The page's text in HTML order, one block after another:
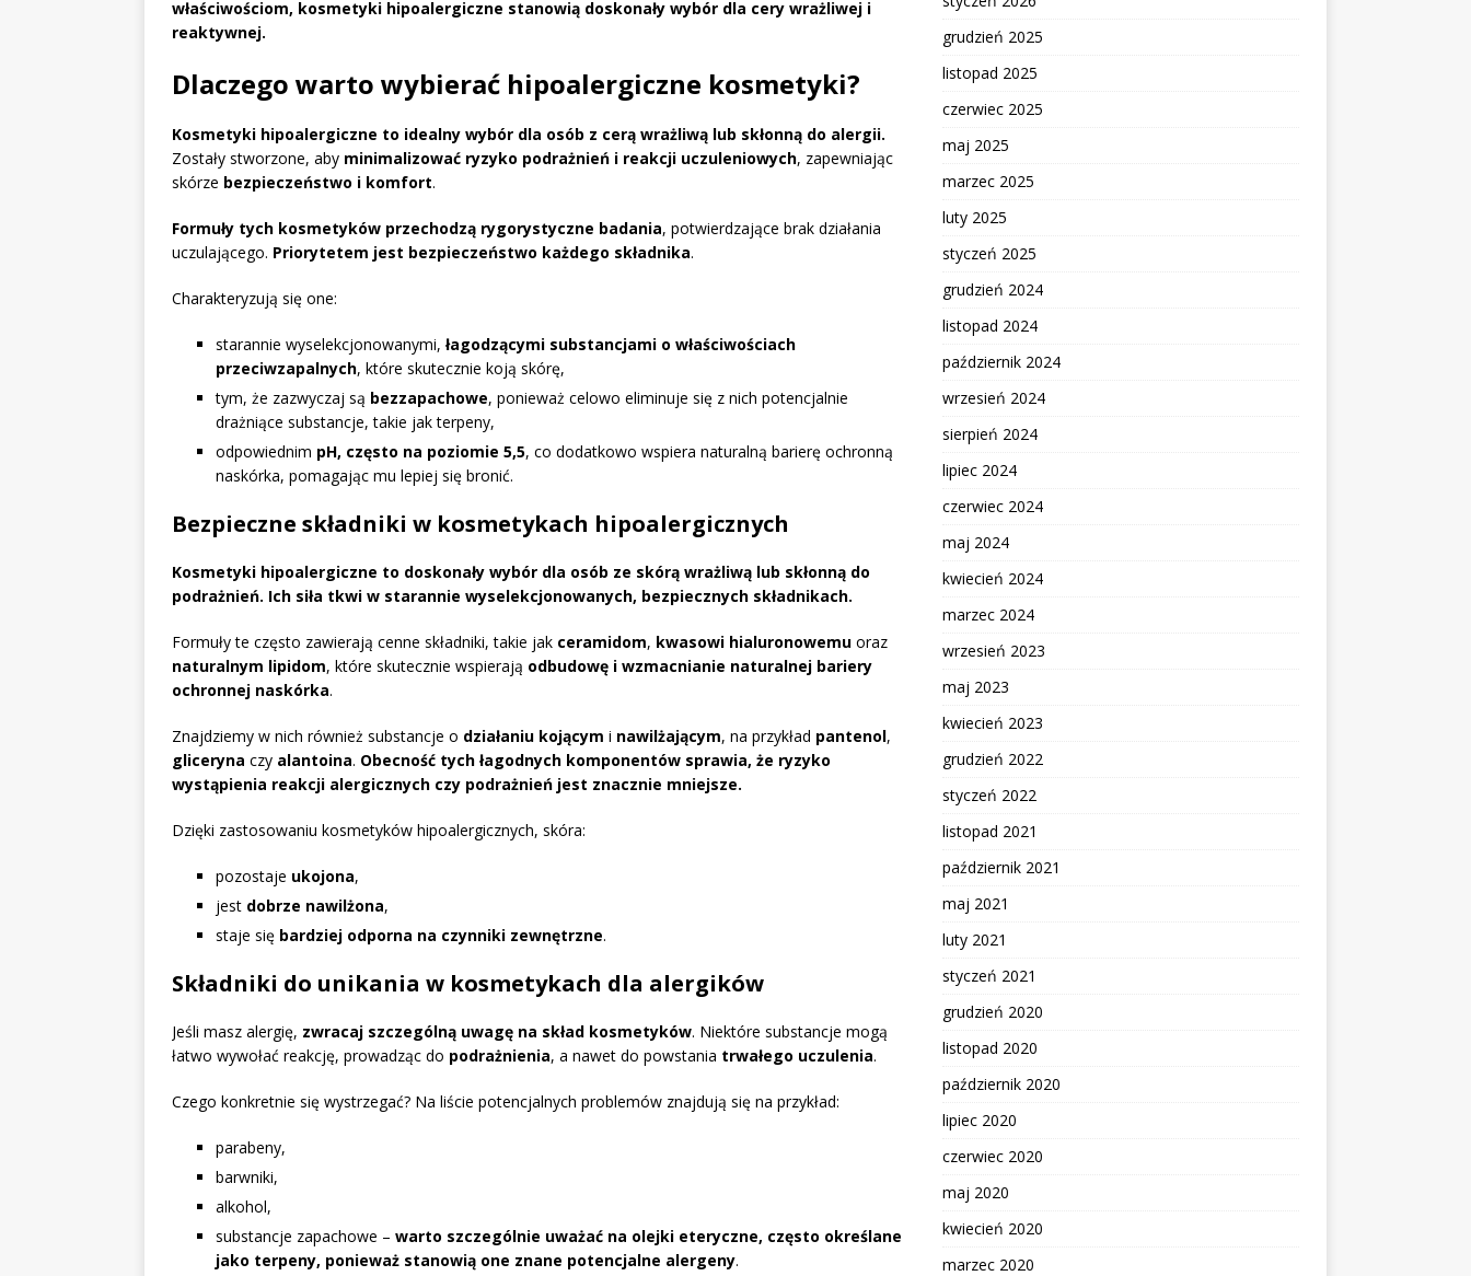
właściwościom, kosmetyki hipoalergiczne stanowią doskonały wybór dla cery wrażliwej i
reaktywnej.
Dlaczego warto wybierać hipoalergiczne kosmetyki?
Kosmetyki hipoalergiczne to idealny wybór dla osób z cerą wrażliwą lub skłonną do alergii.
Zostały stworzone, aby minimalizować ryzyko podrażnień i reakcji uczuleniowych, zapewniając
skórze bezpieczeństwo i komfort.
Formuły tych kosmetyków przechodzą rygorystyczne badania, potwierdzające brak działania
uczulającego. Priorytetem jest bezpieczeństwo każdego składnika.
Charakteryzują się one:
starannie wyselekcjonowanymi, łagodzącymi substancjami o właściwościach
przeciwzapalnych, które skutecznie koją skórę,
tym, że zazwyczaj są bezzapachowe, ponieważ celowo eliminuje się z nich potencjalnie
drażniące substancje, takie jak terpeny,
odpowiednim pH, często na poziomie 5,5, co dodatkowo wspiera naturalną barierę ochronną
naskórka, pomagając mu lepiej się bronić.
Bezpieczne składniki w kosmetykach hipoalergicznych
Kosmetyki hipoalergiczne to doskonały wybór dla osób ze skórą wrażliwą lub skłonną do
podrażnień. Ich siła tkwi w starannie wyselekcjonowanych, bezpiecznych składnikach.
Formuły te często zawierają cenne składniki, takie jak ceramidom, kwasowi hialuronowemu oraz
naturalnym lipidom, które skutecznie wspierają odbudowę i wzmacnianie naturalnej bariery
ochronnej naskórka.
Znajdziemy w nich również substancje o działaniu kojącym i nawilżającym, na przykład pantenol,
gliceryna czy alantoina. Obecność tych łagodnych komponentów sprawia, że ryzyko
wystąpienia reakcji alergicznych czy podrażnień jest znacznie mniejsze.
Dzięki zastosowaniu kosmetyków hipoalergicznych, skóra:
pozostaje ukojona,
jest dobrze nawilżona,
staje się bardziej odporna na czynniki zewnętrzne.
Składniki do unikania w kosmetykach dla alergików
Jeśli masz alergię, zwracaj szczególną uwagę na skład kosmetyków. Niektóre substancje mogą
łatwo wywołać reakcję, prowadząc do podrażnienia, a nawet do powstania trwałego uczulenia.
Czego konkretnie się wystrzegać? Na liście potencjalnych problemów znajdują się na przykład:
parabeny,
barwniki,
alkohol,
substancje zapachowe – warto szczególnie uważać na olejki eteryczne, często określane
jako terpeny, ponieważ stanowią one znane potencjalne alergeny.
grudzień 2025
listopad 2025
czerwiec 2025
maj 2025
marzec 2025
luty 2025
styczeń 2025
grudzień 2024
listopad 2024
październik 2024
wrzesień 2024
sierpień 2024
lipiec 2024
czerwiec 2024
maj 2024
kwiecień 2024
marzec 2024
wrzesień 2023
maj 2023
kwiecień 2023
grudzień 2022
styczeń 2022
listopad 2021
październik 2021
maj 2021
luty 2021
styczeń 2021
grudzień 2020
listopad 2020
październik 2020
lipiec 2020
czerwiec 2020
maj 2020
kwiecień 2020
marzec 2020